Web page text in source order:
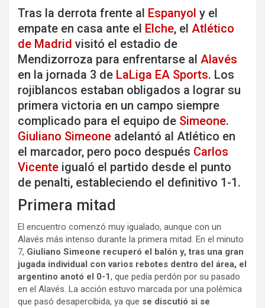
Tras la derrota frente al Espanyol y el
empate en casa ante el Elche, el Atlético
de Madrid visitó el estadio de
Mendizorroza para enfrentarse al Alavés
en la jornada 3 de LaLiga EA Sports. Los
rojiblancos estaban obligados a lograr su
primera victoria en un campo siempre
complicado para el equipo de Simeone.
Giuliano Simeone adelantó al Atlético en
el marcador, pero poco después Carlos
Vicente igualó el partido desde el punto
de penalti, estableciendo el definitivo 1-1.
Primera mitad
El encuentro comenzó muy igualado, aunque con un
Alavés más intenso durante la primera mitad. En el minuto
7, Giuliano Simeone recuperó el balón y, tras una gran
jugada individual con varios rebotes dentro del área, el
argentino anotó el 0-1, que pedía perdón por su pasado
en el Alavés. La acción estuvo marcada por una polémica
que pasó desapercibida, ya que se discutió si se